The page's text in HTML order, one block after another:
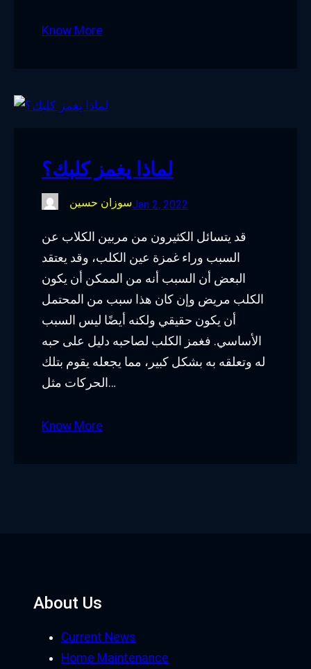
Know More
لماذا يغمز كلبك؟
سوزان حسينJan 2, 2022
قد يتسائل الكثيرون من مربين الكلاب عن
السبب وراء غمزة عين الكلب، وقد يعتقد
البعض أن السبب أنه من الممكن أن يكون
الكلب مريض وإن كان هذا سبب من المحتمل
أن يكون حقيقي ولكنه أيضًا ليس السبب
الأساسي. فغمز الكلب لصاحبه دليل على حبه
له وتعلقه به بشكل كبير، مما يجعله يقوم بتلك
الحركات مثل…
Know More
About Us
Current News
Home Maintenance